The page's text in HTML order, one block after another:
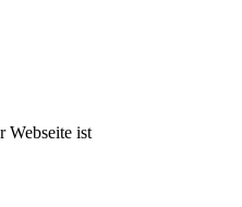
Webseite ist